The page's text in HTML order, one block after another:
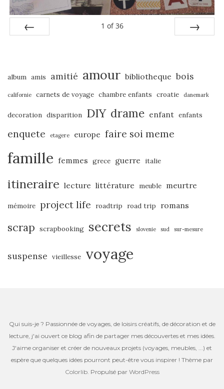
1 of 36
album amis amitié amour bibliotheque bois
californie carnets de voyage chambre enfants croatie danemark
decoration disparition DIY drame enfant enfants
enquete etagere europe faire soi meme
famille femmes grece guerre italie
itineraire lecture littérature meuble meurtre
mémoire project life roadtrip road trip romans
scrap scrapbooking secrets slovenie sud sur-mesure
suspense vieillesse voyage
Qui suis-je ? Passionnée de voyages, de loisirs créatifs, de décoration et de
lecture, j'ai ouvert ce blog afin de partager mes découvertes et mes idées.
J'aime organiser et créer de nouveaux projets (voyages, meubles, ...) et
espère que quelques idées pourront peut-être vous inspirer ! Thème par
Colorlib. Propulsé par WordPress